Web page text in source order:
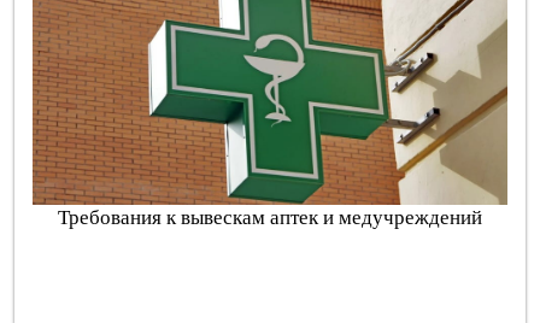
Требования к вывескам аптек и медучреждений